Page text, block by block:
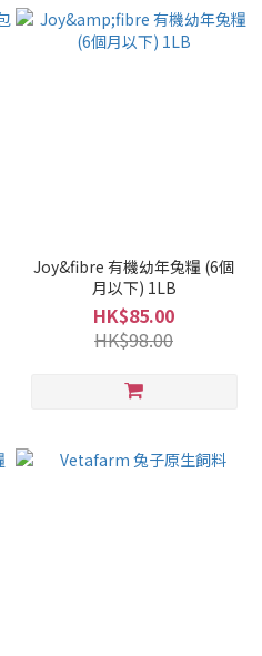
Joy&fibre 有機幼年兔糧 (6個
月以下) 1LB
HK$85.00
HK$98.00